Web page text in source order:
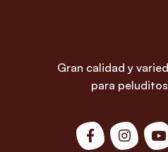
Gran calidad y
para